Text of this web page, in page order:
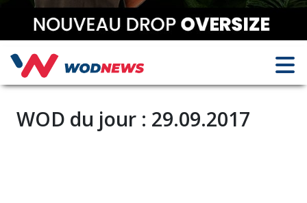
WOD du jour : 29.09.2017